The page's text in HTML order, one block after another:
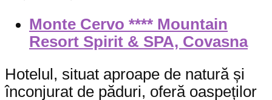
Monte Cervo **** Mountain
Resort Spirit & SPA, Covasna
Hotelul, situat aproape de natură și
înconjurat de păduri, oferă oaspeților